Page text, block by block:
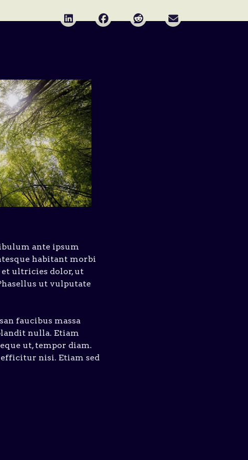
Deel via LinkedInDeel via Facebook
Deel via Reddit
ante ipsum
habitant morbi
et ultricies dolor, ut
ut vulputate
faucibus massa
nulla. Etiam
ut, tempor diam.
nisi. Etiam sed